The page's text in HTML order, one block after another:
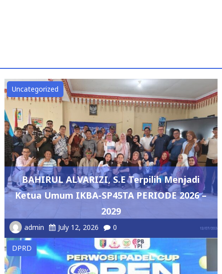
BAHIRUL ALVARIZI, S.E Terpilih Menjadi
Ketua Umum IKBA-SP45TA PERIODE 2026 –
2029
admin July 12, 2026 0
DPRD